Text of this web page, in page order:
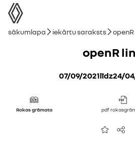
lietotāja rokasgrāmata
navigācijas ceļš
Sākumlapa Iekārtu saraksts openR
openR
07/09/2021līdz24/
Rokas grāmata pdf
Pievienot
Kopīgot